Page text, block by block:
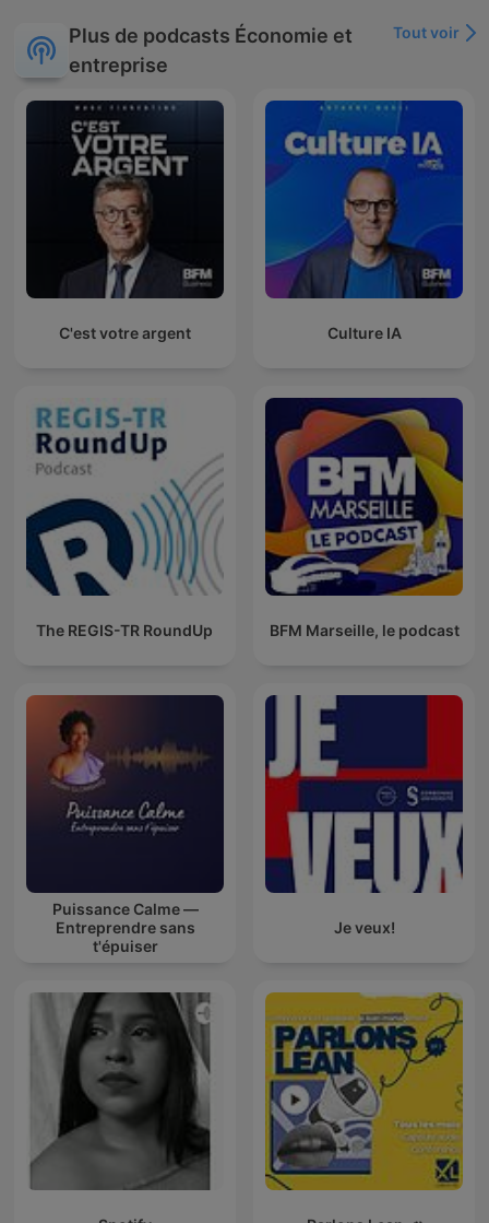
Plus de podcasts Économie et
entreprise
Tout voir
C'est votre argent Culture IA
The REGIS-TR RoundUp BFM Marseille, le podcast
Puissance Calme —
Entreprendre sans
t'épuiser
Je veux!